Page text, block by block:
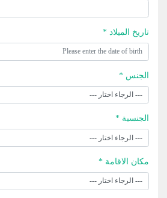
تاريخ الميلاد *
الجنس *
الجنسية *
مكان الاقامة *